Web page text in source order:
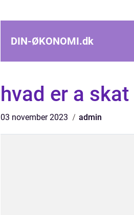
DIN-ØKONOMI.dk
hvad er a skat
03 november 2023 admin